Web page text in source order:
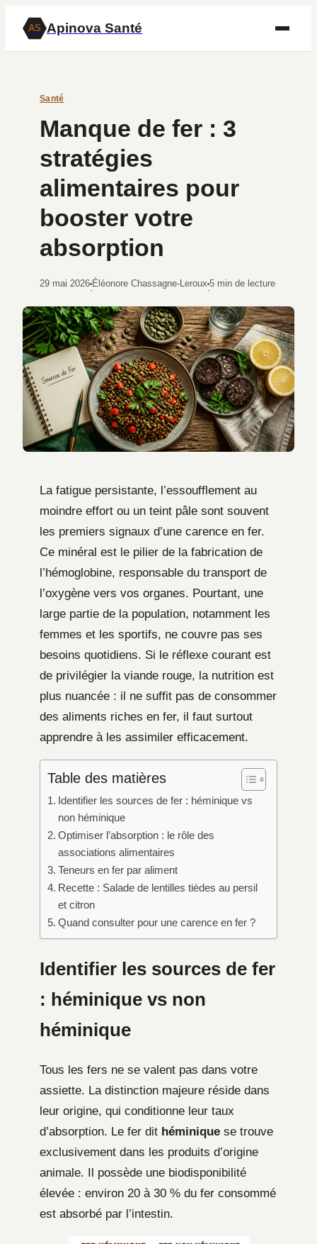
AS Apinova Santé
Santé
Manque de fer : 3
stratégies
alimentaires pour
booster votre
absorption
29 mai 2026
·
Éléonore Chassagne-Leroux
·
5 min de lecture
La fatigue persistante, l’essoufflement au
moindre effort ou un teint pâle sont souvent
les premiers signaux d’une carence en fer.
Ce minéral est le pilier de la fabrication de
l’hémoglobine, responsable du transport de
l’oxygène vers vos organes. Pourtant, une
large partie de la population, notamment les
femmes et les sportifs, ne couvre pas ses
besoins quotidiens. Si le réflexe courant est
de privilégier la viande rouge, la nutrition est
plus nuancée : il ne suffit pas de consommer
des aliments riches en fer, il faut surtout
apprendre à les assimiler efficacement.
Table des matières
Identifier les sources de fer : héminique vs
non héminique
Optimiser l’absorption : le rôle des
associations alimentaires
Teneurs en fer par aliment
Recette : Salade de lentilles tièdes au persil
et citron
Quand consulter pour une carence en fer ?
Identifier les sources de fer
: héminique vs non
héminique
Tous les fers ne se valent pas dans votre
assiette. La distinction majeure réside dans
leur origine, qui conditionne leur taux
d’absorption. Le fer dit héminique se trouve
exclusivement dans les produits d’origine
animale. Il possède une biodisponibilité
élevée : environ 20 à 30 % du fer consommé
est absorbé par l’intestin.